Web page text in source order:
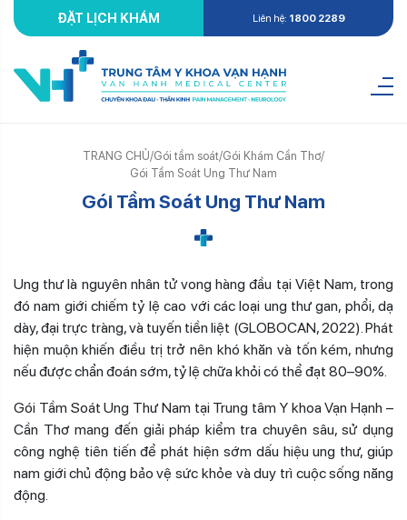
ĐẶT LỊCH KHÁM Liên hệ: 1800 2289
TRANG CHỦ/Gói tầm soát/Gói Khám Cần Thơ/
Gói Tầm Soát Ung Thư Nam
Gói Tầm Soát Ung Thư Nam
Ung thư là nguyên nhân tử vong hàng đầu tại Việt Nam, trong
đó nam giới chiếm tỷ lệ cao với các loại ung thư gan, phổi, dạ
dày, đại trực tràng, và tuyến tiền liệt (GLOBOCAN, 2022). Phát
hiện muộn khiến điều trị trở nên khó khăn và tốn kém, nhưng
nếu được chẩn đoán sớm, tỷ lệ chữa khỏi có thể đạt 80–90%.
Gói Tầm Soát Ung Thư Nam tại Trung tâm Y khoa Vạn Hạnh –
Cần Thơ mang đến giải pháp kiểm tra chuyên sâu, sử dụng
công nghệ tiên tiến để phát hiện sớm dấu hiệu ung thư, giúp
nam giới chủ động bảo vệ sức khỏe và duy trì cuộc sống năng
động.